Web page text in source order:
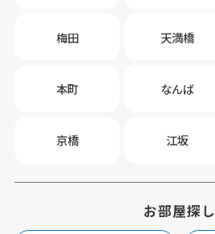
梅田 天満橋
本町 なんば
京橋 江坂
お部屋探し